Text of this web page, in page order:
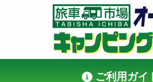
ご利用ガイ